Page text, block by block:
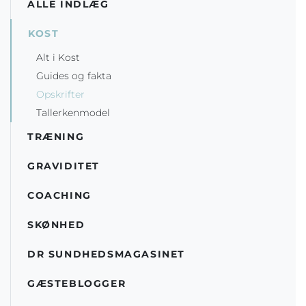
ALLE INDLÆG
KOST
Alt i Kost
Guides og fakta
Opskrifter
Tallerkenmodel
TRÆNING
GRAVIDITET
COACHING
SKØNHED
DR SUNDHEDSMAGASINET
GÆSTEBLOGGER